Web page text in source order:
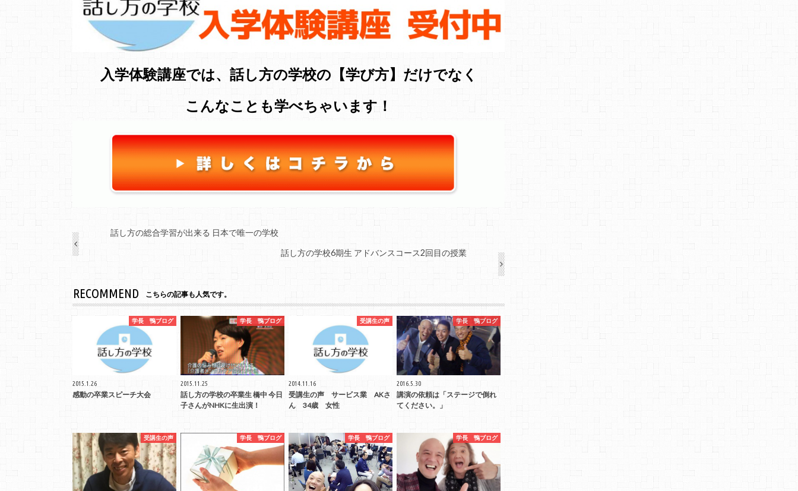
入学体験講座では、話し方の学校の【学び方】だけでなく
こんなことも学べちゃいます！
話し方の総合学習が出来る 日本で唯一の学校
話し方の学校6期生 アドバンスコース2回目の授業
RECOMMEND こちらの記事も人気です。
学長 鴨ブログ
2015.1.26
感動の卒業スピーチ大会
学長 鴨ブログ
2015.11.25
話し方の学校の卒業生 橋中 今日
子さんがNHKに生出演！
受講生の声
2014.11.16
受講生の声 サービス業 AKさ
ん 34歳 女性
学長 鴨ブログ
2016.5.30
講演の依頼は「ステージで倒れ
てください。」
受講生の声 学長 鴨ブログ 学長 鴨ブログ 学長 鴨ブログ